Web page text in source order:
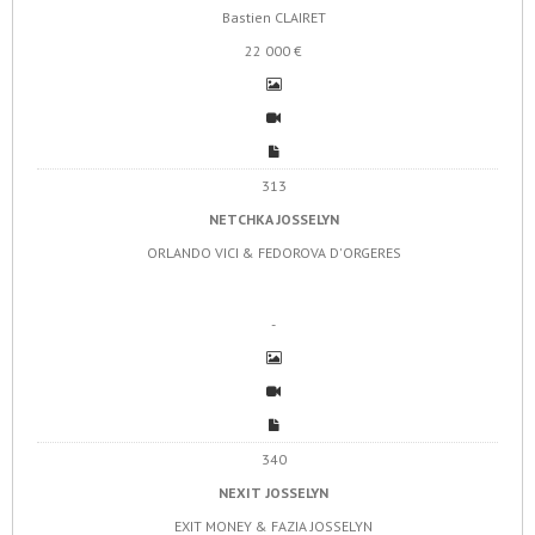
Bastien CLAIRET
22 000 €
313
NETCHKA JOSSELYN
ORLANDO VICI & FEDOROVA D'ORGERES
-
340
NEXIT JOSSELYN
EXIT MONEY & FAZIA JOSSELYN